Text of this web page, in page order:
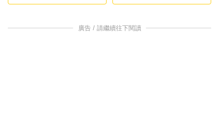
廣告 / 請繼續往下閱讀